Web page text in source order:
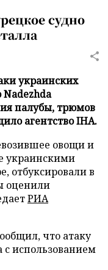
судно
украинских
Nadezhda
палубы, трюмов
агентство IHA.
овощи и
украинскими
отбуксировали в
оценили
РИА
что атаку
с использованием